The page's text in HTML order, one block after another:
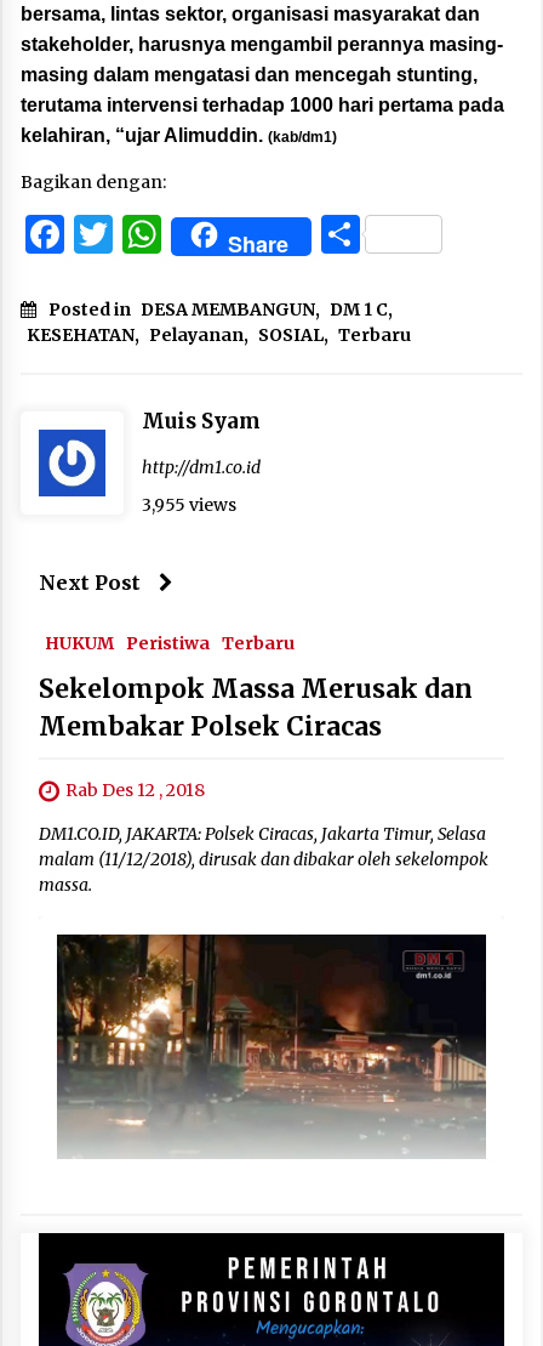
bersama, lintas sektor, organisasi masyarakat dan
stakeholder, harusnya mengambil perannya masing-
masing dalam mengatasi dan mencegah stunting,
terutama intervensi terhadap 1000 hari pertama pada
kelahiran, “ujar Alimuddin. (kab/dm1)
Bagikan dengan:
Facebook
Twitter
WhatsApp
Share Share
Posted in DESA MEMBANGUN, DM 1 C,
KESEHATAN, Pelayanan, SOSIAL, Terbaru
Muis Syam
http://dm1.co.id
3,955 views
Next Post
HUKUM Peristiwa Terbaru
Sekelompok Massa Merusak dan
Membakar Polsek Ciracas
Rab Des 12 , 2018
DM1.CO.ID, JAKARTA: Polsek Ciracas, Jakarta Timur, Selasa
malam (11/12/2018), dirusak dan dibakar oleh sekelompok
massa.